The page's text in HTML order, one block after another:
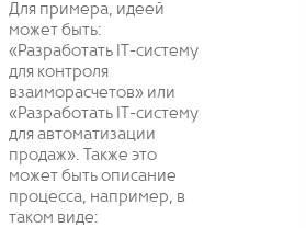
Для примера, идеей
может быть:
«Разработать IT-систему
для контроля
взаиморасчетов» или
«Разработать IT-систему
для автоматизации
продаж». Также это
может быть описание
процесса, например, в
таком виде: